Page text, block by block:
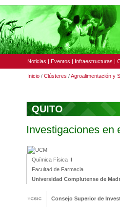
Noticias | Eventos | Infraestructuras |
Inicio / Clústeres /Agroalimentación y
QUITO
Investigaciones en
Química Física II
Facultad de Farmacia
Universidad Complutense de
Consejo Superior de